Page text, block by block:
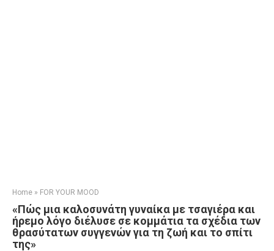
Home » FOR YOUR MOOD
«Πώς μια καλοσυνάτη γυναίκα με τσαγιέρα και
ήρεμο λόγο διέλυσε σε κομμάτια τα σχέδια των
θρασύτατων συγγενών για τη ζωή και το σπίτι
της»